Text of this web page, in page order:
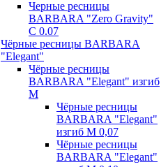
Черные ресницы
BARBARA "Zero Gravity"
С 0.07
Чёрные ресницы BARBARA
"Elegant"
Чёрные ресницы
BARBARA "Elegant" изгиб
М
Чёрные ресницы
BARBARA "Elegant"
изгиб М 0,07
Чёрные ресницы
BARBARA "Elegant"